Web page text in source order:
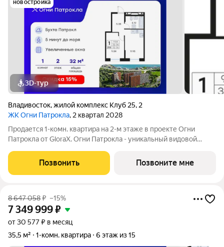
новостройка
3D-тур
Владивосток,жилой комплекс Клуб 25, 2
ЖК Огни Патрокла, 2 квартал 2028
Продается 1-комн. квартира на 2-м этаже в проекте Огни
Патрокла от GloraX. Огни Патрокла - уникальный видовой
Владивостока. Общая площадь лота составляет 32,36 кв. м, из
которых 9,84 кв. м отведено
Позвонить Позвоните мне
8 647 058₽ –15%
7 349 999₽
от 30 577 ₽ в месяц
35,5 м²
1-комн. квартира 6 этаж из 15